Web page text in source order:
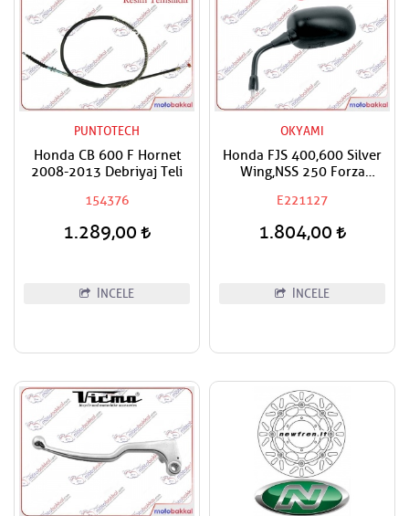
PUNTOTECH
Honda CB 600 F Hornet
2008-2013 Debriyaj Teli
154376
1.289,00
İNCELE
OKYAMI
Honda FJS 400,600 Silver
Wing,NSS 250 Forza
E221127
1.804,00
İNCELE